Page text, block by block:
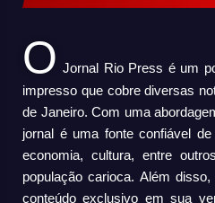
O Jornal Rio Press é um
impresso que cobre diversas
de Janeiro. Com uma
jornal é uma fonte confiável
economia, cultura, entre
população carioca. Além
conteúdo exclusivo em sua